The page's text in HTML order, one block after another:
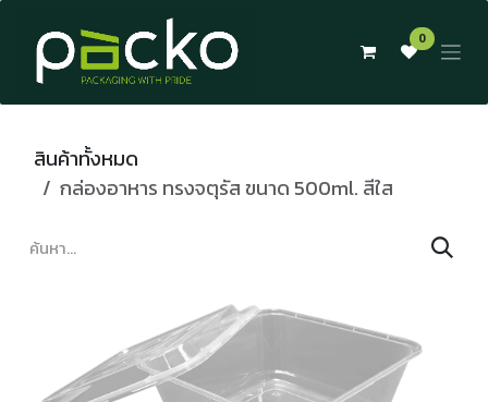
Skip to Content
0
สินค้าทั้งหมด
กล่องอาหาร ทรงจตุรัส ขนาด 500ml. สีใส